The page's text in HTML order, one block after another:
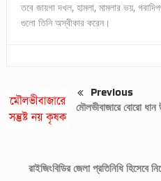
তবে জায়গা দখল, হামলা, মামলার ভয়,
গুলো তিনি অস্বীকার করেন।
Previous
মৌলভীবাজারে বোরো
রাইজিংবিডির জেলা প্রতিনিধি হিসেবে